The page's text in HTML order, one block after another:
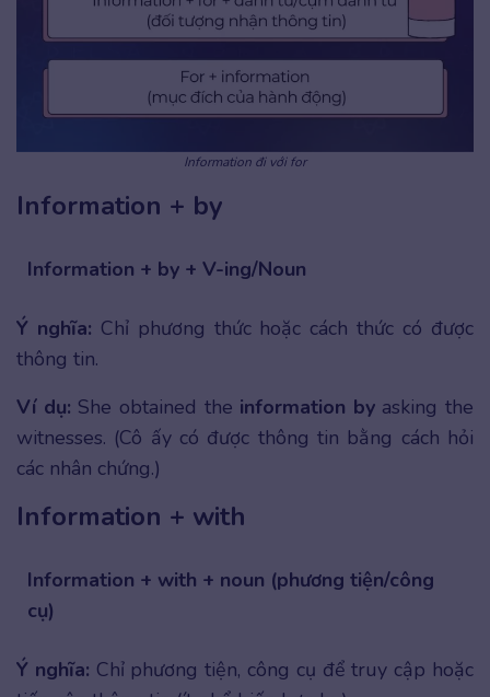
Information đi với for
Information + by
Information + by + V-ing/Noun
Ý nghĩa: Chỉ phương thức hoặc cách thức có được
thông tin.
Ví dụ: She obtained the information byasking the
witnesses. (Cô ấy có được thông tin bằng cách hỏi
các nhân chứng.)
Information + with
Information + with + noun (phương tiện/công
cụ)
Ý nghĩa: Chỉ phương tiện, công cụ để truy cập hoặc